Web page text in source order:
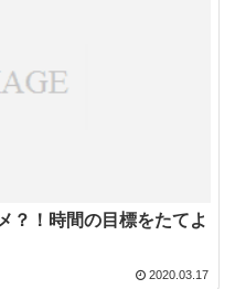
？！時間の目標をたてよ
2020.03.17